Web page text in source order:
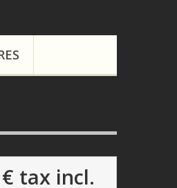
tax incl.